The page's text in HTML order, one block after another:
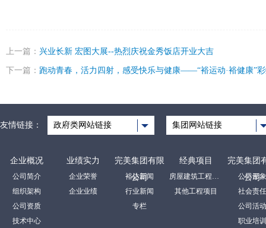
上一篇： 兴业长新 宏图大展--热烈庆祝金秀饭店开业大吉
下一篇： 跑动青春，活力四射，感受快乐与健康——“裕运动·裕健康”
友情链接： 政府类网站链接 集团网站链接
企业概况
公司简介
组织架构
公司资质
技术中心
业绩实力
企业荣誉
企业业绩
完美集团有限
公司
裕达新闻
行业新闻
专栏
经典项目
房屋建筑工程项目
其他工程项目
完美集团
公司
公司形象
社会责任
公司活动
职业培训